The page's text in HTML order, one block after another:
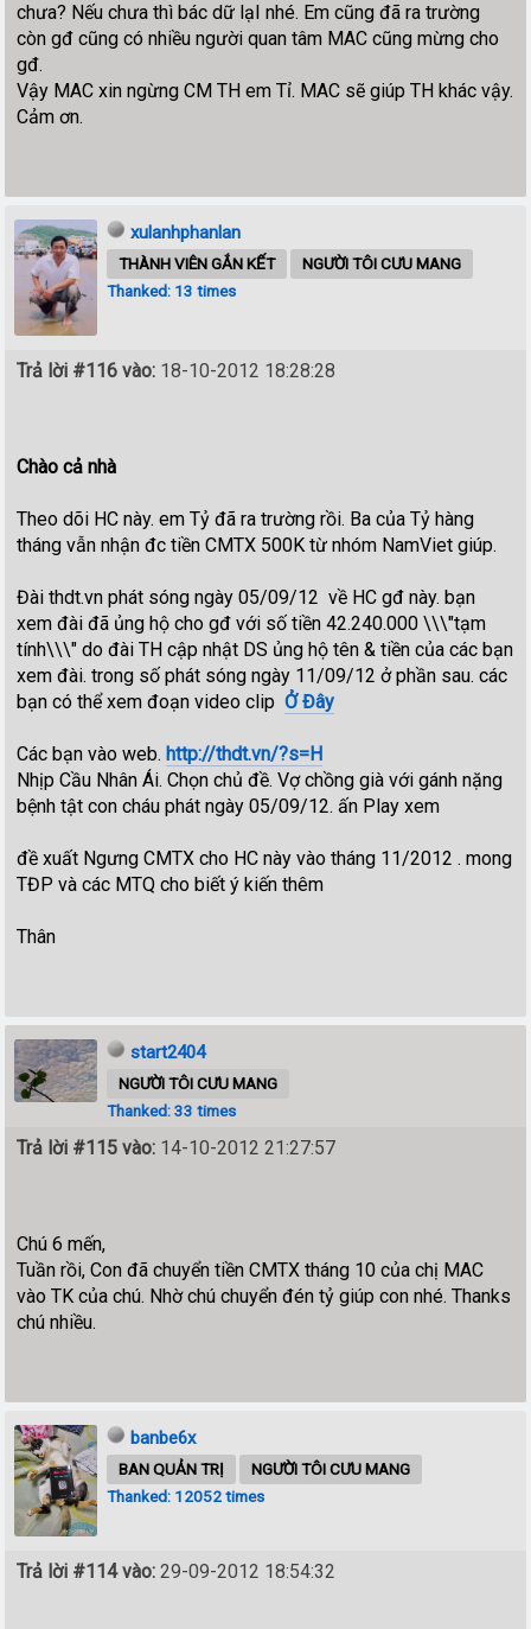
chưa? Nếu chưa thì bác dữ lạI nhé. Em cũng đã ra trường
còn gđ cũng có nhiều người quan tâm MAC cũng mừng cho
gđ.
Vậy MAC xin ngừng CM TH em Tỉ. MAC sẽ giúp TH khác vậy.
Cảm ơn.
xulanhphanlan
THÀNH VIÊN GẮN KẾT
NGƯỜI TÔI CƯU MANG
Thanked: 13 times
Trả lời #116 vào: 18-10-2012 18:28:28
Chào cả nhà
Theo dõi HC này. em Tỷ đã ra trường rồi. Ba của Tỷ hàng
tháng vẫn nhận đc tiền CMTX 500K từ nhóm NamViet giúp.
Đài thdt.vn phát sóng ngày 05/09/12 về HC gđ này. bạn
xem đài đã ủng hộ cho gđ với số tiền 42.240.000 \\\"tạm
tính\\\" do đài TH cập nhật DS ủng hộ tên & tiền của các bạn
xem đài. trong số phát sóng ngày 11/09/12 ở phần sau. các
bạn có thể xem đoạn video clipỞ Đây
Các bạn vào web. http://thdt.vn/?s=H
Nhịp Cầu Nhân Ái. Chọn chủ đề. Vợ chồng già với gánh nặng
bệnh tật con cháu phát ngày 05/09/12. ấn Play xem
đề xuất Ngưng CMTX cho HC này vào tháng 11/2012 . mong
TĐP và các MTQ cho biết ý kiến thêm
Thân
start2404
NGƯỜI TÔI CƯU MANG
Thanked: 33 times
Trả lời #115 vào: 14-10-2012 21:27:57
Chú 6 mến,
Tuần rồi, Con đã chuyển tiền CMTX tháng 10 của chị MAC
vào TK của chú. Nhờ chú chuyển đén tỷ giúp con nhé. Thanks
chú nhiều.
banbe6x
BAN QUẢN TRỊ
NGƯỜI TÔI CƯU MANG
Thanked: 12052 times
Trả lời #114 vào: 29-09-2012 18:54:32